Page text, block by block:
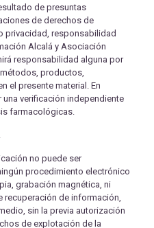
de presuntas
de derechos de
privacidad, responsabilidad
Alcalá y Asociación
responsabilidad alguna por
productos,
el presente material. En
una verificación independiente
farmacológicas.
no puede ser
procedimiento electrónico
grabación magnética, ni
recuperación de información,
sin la previa autorización
de explotación de la